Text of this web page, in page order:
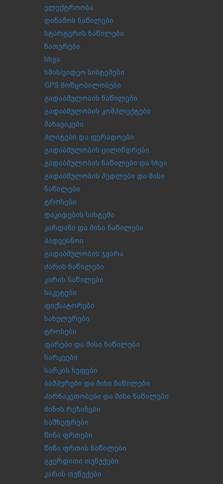
ელექტროობა
დინამოს ნაწილები
სტარტერის ნაწილები
ნათურები
სხვა
ხმის/ვიდეო სისტემები
GPS მოწყობილობები
გადაბმულობის ნაწილები
გადაბმულობის კომპლექტები
მახავიკები
პლიტები და ფერადოები
გადაბმულობის ცილინდრები
გადაბმულობის ნაწილები და სხვა
გადაბმულობის პედლები და მისი
ნაწილები
ტროსები
დაკიდების სისტემა
კარდანი და მისი ნაწილები
პადვესნოი
გადაბმულობის ჯვარა
ძარის ნაწილები
კარის ნაწილები
საკეტები
ფიქსატორები
სახელურები
ტროსები
ფარები და მისი ნაწილები
სარკეები
სარკის ხუფები
ბამპერები და მისი ნაწილები
პირნაკეთობები და მისი ნაწილები
მინის რეზინები
საშხეფრები
წინა ფრთები
წინა ფრთის ნაწილები
გვერდითი თუნუქები
კარის თუნუქები